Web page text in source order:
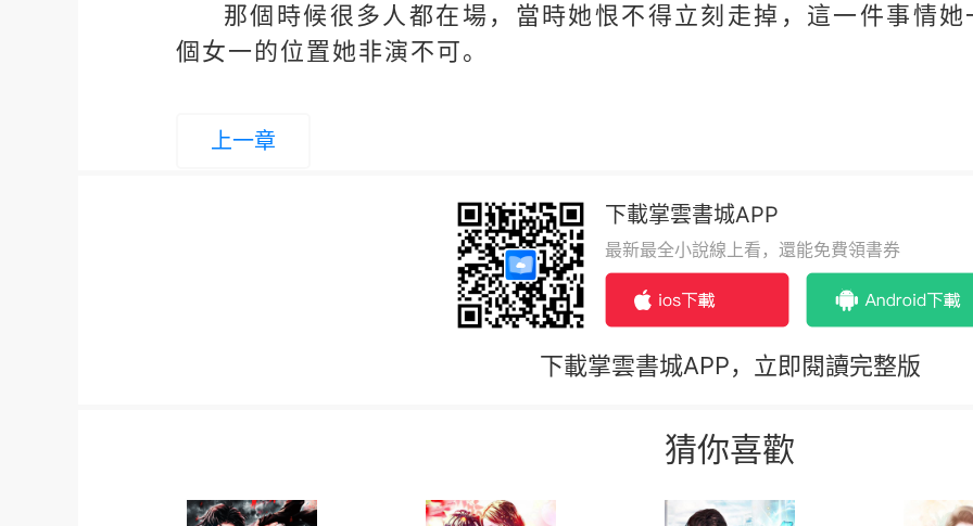
那個時候很多人都在場，當時她恨不得立刻走掉，這一件事情
個女一的位置她非演不可。
上一章
下載掌雲書城APP
最新最全小說線上看，還能免費領書券
下載掌雲書城APP，立即閱讀完整版
猜你喜歡